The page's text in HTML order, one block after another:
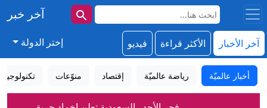
آخر خبر
آخر الأخبار الأكثر قراءة فيديو إختر الدولة
أخبار عالميّة رياضة عالميّة إقتصاد منوّعات تكنولوجيا
فجر الأحد.. السعودية تعلن إخماد حريق